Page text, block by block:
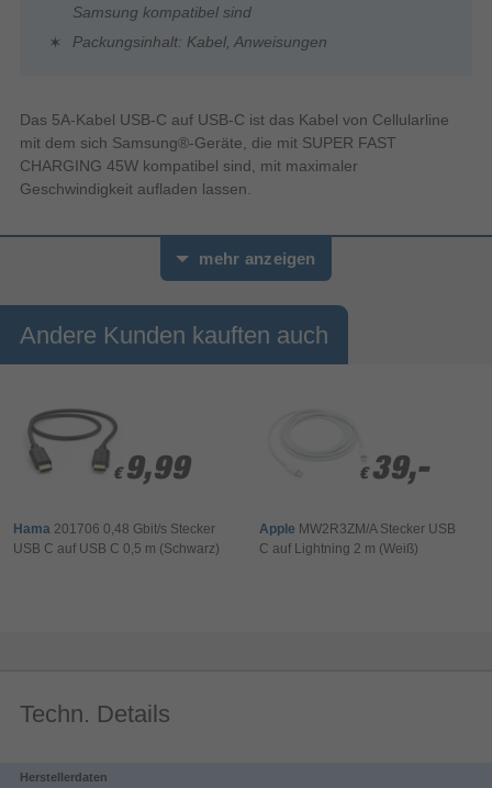
Samsung kompatibel sind
Packungsinhalt: Kabel, Anweisungen
Das 5A-Kabel USB-C auf USB-C ist das Kabel von Cellularline
mit dem sich Samsung®-Geräte, die mit SUPER FAST
CHARGING 45W kompatibel sind, mit maximaler
Geschwindigkeit aufladen lassen.
mehr anzeigen
Andere Kunden kauften auch
€ 9,99
€ 9,99
Hama 201706 0,48 Gbit/s Stecker
USB C auf USB C 0,5 m (Schwarz)
€ 39,-
€ 39,-
Apple MW2R3ZM/A Stecker USB
C auf Lightning 2 m (Weiß)
Techn. Details
Herstellerdaten